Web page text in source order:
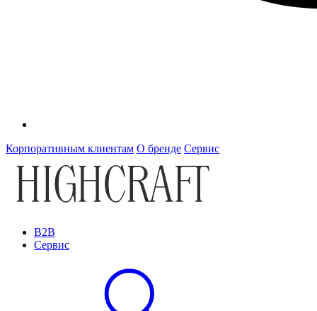
Корпоративным клиентам О бренде Сервис
B2B
Сервис